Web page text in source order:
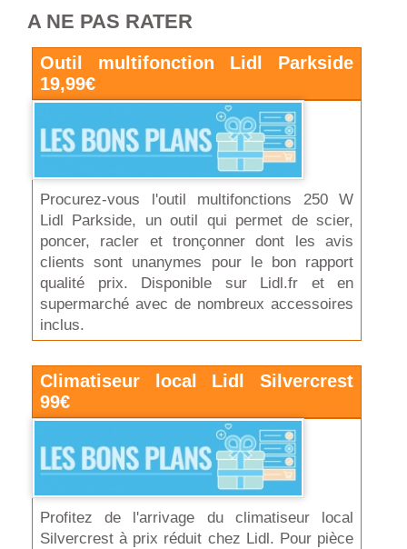
A NE PAS RATER
Outil multifonction Lidl Parkside
19,99€
Procurez-vous l'outil multifonctions 250 W
Lidl Parkside, un outil qui permet de scier,
poncer, racler et tronçonner dont les avis
clients sont unanymes pour le bon rapport
qualité prix. Disponible sur Lidl.fr et en
supermarché avec de nombreux accessoires
inclus.
Climatiseur local Lidl Silvercrest
99€
Profitez de l'arrivage du climatiseur local
Silvercrest à prix réduit chez Lidl. Pour pièce